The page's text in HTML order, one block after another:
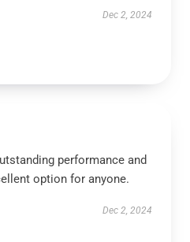
Dec 2, 2024
performance and
option for anyone.
Dec 2, 2024